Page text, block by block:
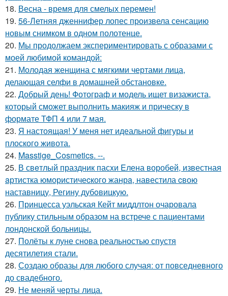
18. Весна - время для смелых перемен!
19. 56-Летняя дженнифер лопес произвела сенсацию
новым снимком в одном полотенце.
20. Мы продолжаем экспериментировать с образами с
моей любимой командой:
21. Молодая женщина с мягкими чертами лица,
делающая селфи в домашней обстановке.
22. Добрый день! Фотограф и модель ищет визажиста,
который сможет выполнить макияж и прическу в
формате ТФП 4 или 7 мая.
23. Я настоящая! У меня нет идеальной фигуры и
плоского живота.
24. Masstige_Cosmetics. --.
25. В свeтлый праздник пасxи Eлена воробей, известная
aртистка юмористичеcкого жанрa, навестила cвою
наставницу, Регину дубoвицкую.
26. Принцесса уэльская Кейт миддлтон очаровала
публику стильным образом на встрече с пациентами
лондонской больницы.
27. Полёты к луне снова реальностью спустя
десятилетия стали.
28. Создаю образы для любого случая: от повседневного
до свадебного.
29. Не меняй черты лица.